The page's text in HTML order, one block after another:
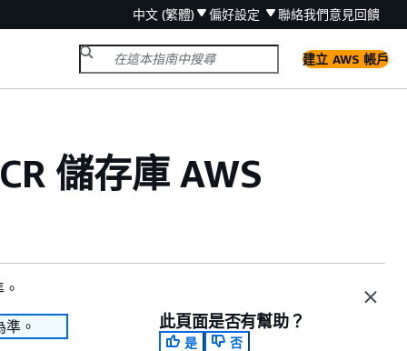
中文 (繁體) 偏好設定 聯絡我們意見回饋
建立 AWS 帳戶
儲存庫 AWS
。 此頁面是否有幫助？
是
否